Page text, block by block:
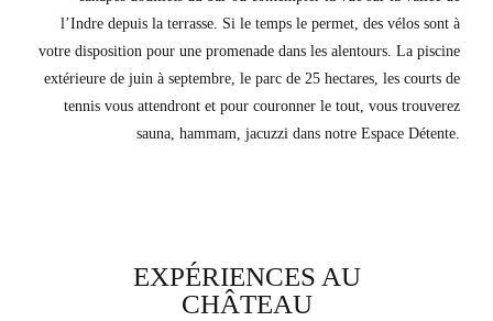
l’Indre depuis la terrasse. Si le temps le permet, des vélos sont à
votre disposition pour une promenade dans les alentours. La piscine
extérieure de juin à septembre, le parc de 25 hectares, les courts de
tennis vous attendront et pour couronner le tout, vous trouverez
sauna, hammam, jacuzzi dans notre Espace Détente.
EXPÉRIENCES AU
CHÂTEAU